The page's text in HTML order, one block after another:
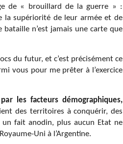
de « brouillard de la guerre » :
la supériorité de leur armée et de
n’est jamais une carte que
du futur, et c’est précisément ce
vous pour me prêter à l’exercice
les facteurs démographiques,
des territoires à conquérir, des
un fait anodin, plus aucun Etat ne
Uni à l’Argentine.